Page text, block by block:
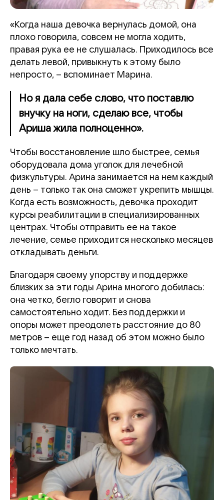
«Когда наша девочка вернулась домой, она
плохо говорила, совсем не могла ходить,
правая рука ее не слушалась. Приходилось все
делать левой, привыкнуть к этому было
непросто, – вспоминает Марина.
Но я дала себе слово, что поставлю
внучку на ноги, сделаю все, чтобы
Ариша жила полноценно».
Чтобы восстановление шло быстрее, семья
оборудовала дома уголок для лечебной
физкультуры. Арина занимается на нем каждый
день – только так она сможет укрепить мышцы.
Когда есть возможность, девочка проходит
курсы реабилитации в специализированных
центрах. Чтобы отправить ее на такое
лечение, семье приходится несколько месяцев
откладывать деньги.
Благодаря своему упорству и поддержке
близких за эти годы Арина многого добилась:
она четко, бегло говорит и снова
самостоятельно ходит. Без поддержки и
опоры может преодолеть расстояние до 80
метров – еще год назад об этом можно было
только мечтать.